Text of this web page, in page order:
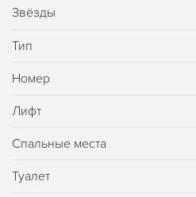
Звёзды
Тип
Номер
Лифт
Спальные места
Туалет